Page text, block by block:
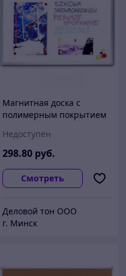
Магнитная доска с
полимерным покрытием
100х150 см
Недоступен
298.80 руб.
Смотреть
Деловой тон ООО
г. Минск